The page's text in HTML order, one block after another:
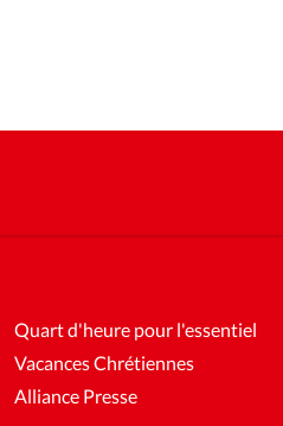
Quart d'heure pour l'essentiel
Vacances Chrétiennes
Alliance Presse